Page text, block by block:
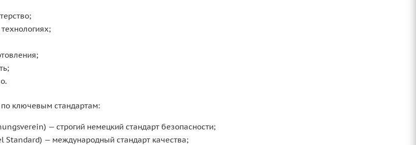
ключевым стандартам:
— строгий немецкий стандарт безопасности;
Standard) — международный стандарт качества;